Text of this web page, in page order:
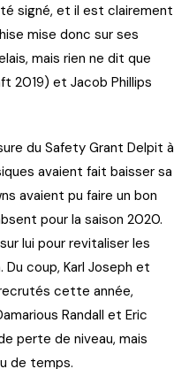
signé, et il est clairement
mise donc sur ses
mais rien ne dit que
2019) et Jacob Phillips
du Safety Grant Delpit à
avaient fait baisser sa
avaient pu faire un bon
pour la saison 2020.
lui pour revitaliser les
coup, Karl Joseph et
cette année,
Randall et Eric
perte de niveau, mais
de temps.